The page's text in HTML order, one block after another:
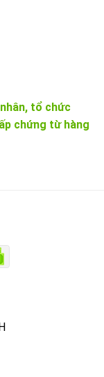
tổ chức
chứng từ hàng